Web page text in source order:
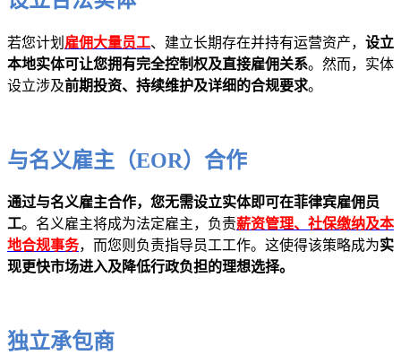
若您计划 雇佣大量员工、建立长期存在并持有运营资产， 设立
本地实体可让您拥有完全控制权及直接雇佣关系。然而，实体
设立涉及前期投资、持续维护及详细的合规要求。
与名义雇主（EOR）合作
通过与名义雇主合作，您无需设立实体即可在菲律宾雇佣员
工。名义雇主将成为法定雇主，负责薪资管理、社保缴纳及本
地合规事务，而您则负责指导员工工作。这使得该策略成为实
现更快市场进入及降低行政负担的理想选择。
独立承包商